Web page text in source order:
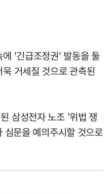
'긴급조정권' 발동을 둘
거세질 것으로 관측된
삼성전자 노조 '위법 쟁
문을 예의주시할 것으로